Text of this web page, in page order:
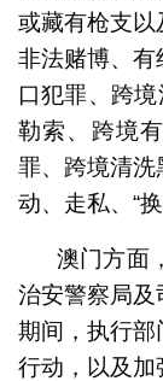
或藏有枪支以
非法赌博、有
口犯罪、跨
勒索、跨境
罪、跨境清
动、走私、“
澳门方面
治安警察局及
期间，执行部
行动，以及加